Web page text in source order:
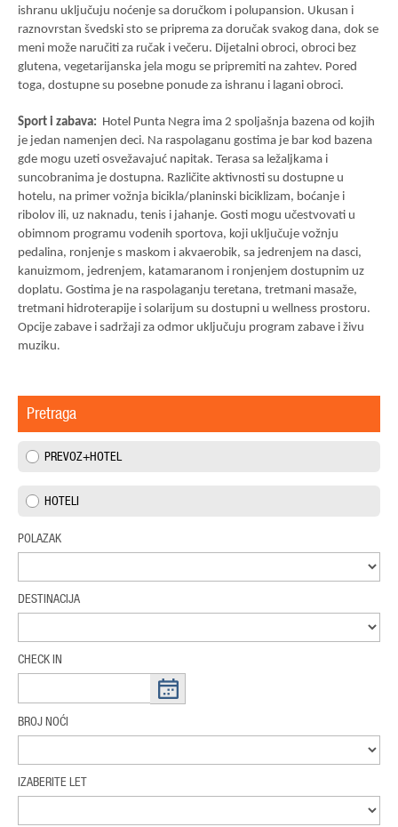
ishranu uključuju noćenje sa doručkom i polupansion. Ukusan i
raznovrstan švedski sto se priprema za doručak svakog dana, dok se
meni može naručiti za ručak i večeru. Dijetalni obroci, obroci bez
glutena, vegetarijanska jela mogu se pripremiti na zahtev. Pored
toga, dostupne su posebne ponude za ishranu i lagani obroci.
Sport i zabava: Hotel Punta Negra ima 2 spoljašnja bazena od kojih
je jedan namenjen deci. Na raspolaganu gostima je bar kod bazena
gde mogu uzeti osvežavajuć napitak. Terasa sa ležaljkama i
suncobranima je dostupna. Različite aktivnosti su dostupne u
hotelu, na primer vožnja bicikla/planinski biciklizam, boćanje i
ribolov ili, uz naknadu, tenis i jahanje. Gosti mogu učestvovati u
obimnom programu vodenih sportova, koji uključuje vožnju
pedalina, ronjenje s maskom i akvaerobik, sa jedrenjem na dasci,
kanuizmom, jedrenjem, katamaranom i ronjenjem dostupnim uz
doplatu. Gostima je na raspolaganju teretana, tretmani masaže,
tretmani hidroterapije i solarijum su dostupni u wellness prostoru.
Opcije zabave i sadržaji za odmor uključuju program zabave i živu
muziku.
Pretraga
PREVOZ+HOTEL
HOTELI
POLAZAK
DESTINACIJA
CHECK IN
BROJ NOĆI
IZABERITE LET